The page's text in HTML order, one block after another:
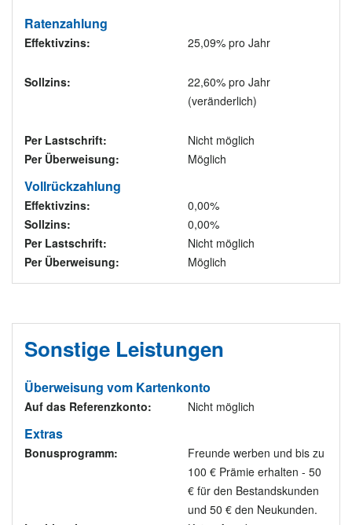
Ratenzahlung
Effektivzins: 25,09% pro Jahr
Sollzins:
22,60% pro Jahr
(veränderlich)
Per Lastschrift:
Nicht möglich
Per Überweisung:
Möglich
Vollrückzahlung
Effektivzins:
0,00%
Sollzins:
0,00%
Per Lastschrift:
Nicht möglich
Per Überweisung:
Möglich
Sonstige Leistungen
Überweisung vom Kartenkonto
Auf das Referenzkonto: Nicht möglich
Extras
Bonusprogramm:
Freunde werben und bis zu
100 € Prämie erhalten - 50
€ für den Bestandskunden
und 50 € den Neukunden.